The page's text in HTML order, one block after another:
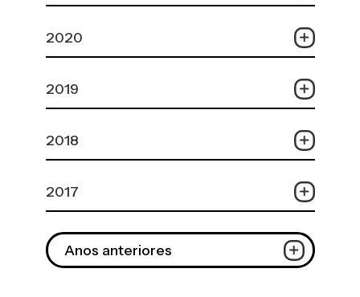
2020
2019
2018
2017
Anos anteriores